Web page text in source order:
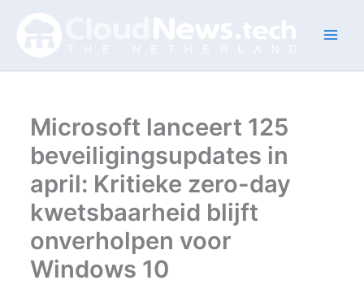
inhoud
Microsoft lanceert 125
beveiligingsupdates in
april: Kritieke zero-day
kwetsbaarheid blijft
onverholpen voor
Windows 10